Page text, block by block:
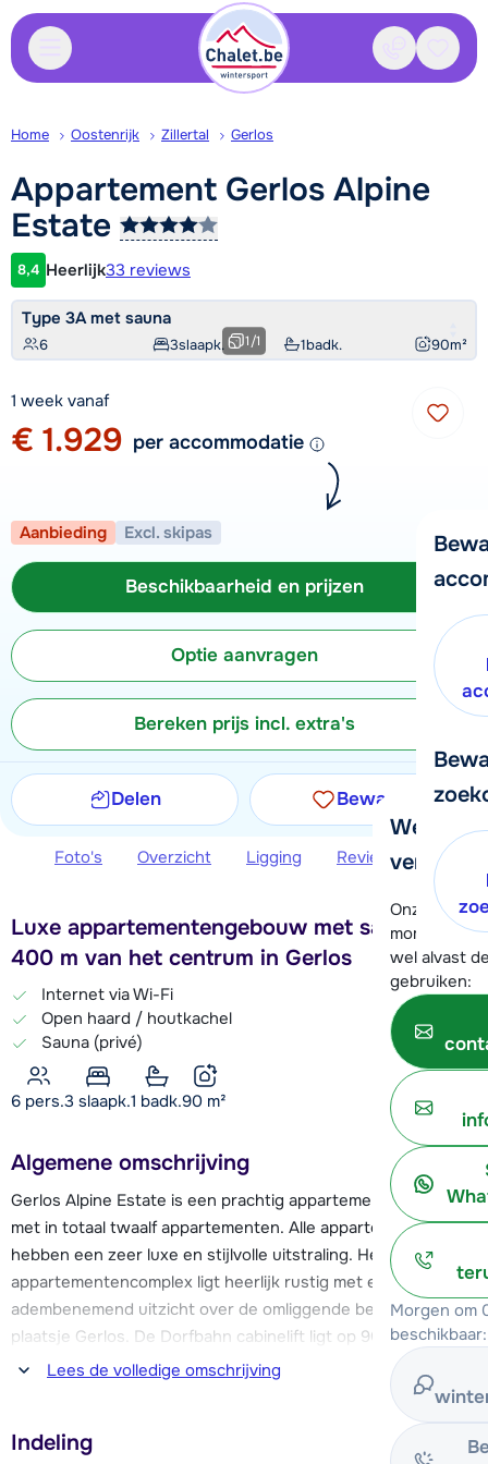
Contact
We
verder!
Onze
moment
wel alvast
gebruiken:
Morgen om
beschikbaar:
Home Oostenrijk Zillertal Gerlos
Appartement Gerlos Alpine
Estate
Klantwaardering
8,4 Heerlijk33 reviews
Type 3A met sauna
6 3slaapk. 1badk. 90m²
1/1
1 week vanaf
€ 1.929 per accommodatie
Aanbieding Excl. skipas
Beschikbaarheid en prijzen
Optie aanvragen
Bereken prijs incl. extra's
Delen Bewaren
Foto's Overzicht Ligging Reviews
Luxe appartementengebouw met sauna op
400 m van het centrum in Gerlos
Internet via Wi-Fi
Open haard / houtkachel
Sauna (privé)
6 pers.3 slaapk.1 badk.90 m²
Algemene omschrijving
Gerlos Alpine Estate is een prachtig appartementencomplex
met in totaal twaalf appartementen. Alle appartementen
hebben een zeer luxe en stijlvolle uitstraling. Het
appartementencomplex ligt heerlijk rustig met een
adembenemend uitzicht over de omliggende bergen of het
plaatsje Gerlos. De Dorfbahn cabinelift ligt op 900 meter en
de skibus stopt al op 250 meter van de appartementen.
Deze Dorfbahn brengt je direct een flink eind het gebied in,
je kunt daarna makkelijk door richting Zell am Ziller of
Koningsleiten maar je kunt natuurlijk ook de pistes van
Lees de volledige omschrijving
Indeling